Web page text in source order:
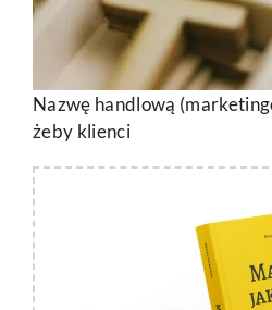
Nazwę handlową
żeby klienci